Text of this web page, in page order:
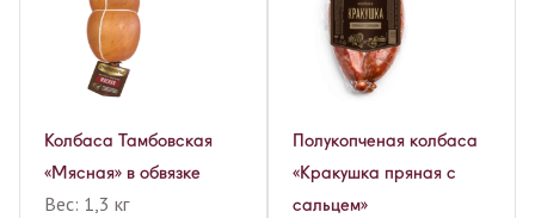
Колбаса Тамбовская
«Мясная» в обвязке
Вес: 1,3 кг
Полукопченая колбаса
«Кракушка пряная с
сальцем»